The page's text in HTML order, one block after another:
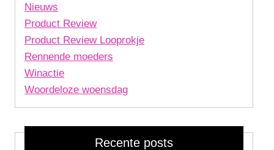
Nieuws
Product Review
Product Review Looprokje
Rennende moeders
Winactie
Woordeloze woensdag
Recente posts